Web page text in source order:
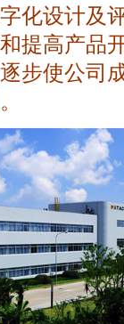
化设计及
提高产品
步使公司